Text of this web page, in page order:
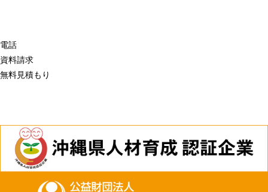
電話
資料請求
無料見積もり